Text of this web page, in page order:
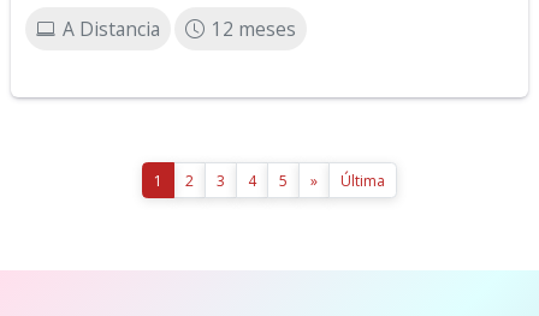
A Distancia 12 meses
1 2 3 4 5 » Última